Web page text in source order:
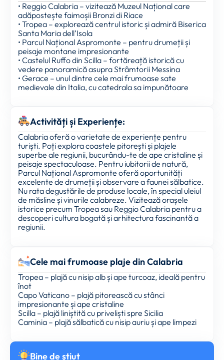
• Reggio Calabria – vizitează Muzeul Național care
adăpostește faimoșii Bronzi di Riace
• Tropea – explorează centrul istoric și admiră Biserica
Santa Maria dell’Isola
• Parcul Național Aspromonte – pentru drumeții și
peisaje montane impresionante
• Castelul Ruffo din Scilla – fortăreață istorică cu
vedere panoramică asupra Strâmtorii Messina
• Gerace – unul dintre cele mai frumoase sate
medievale din Italia, cu catedrala sa impunătoare
Activități și Experiențe:
Calabria oferă o varietate de experiențe pentru
turiști. Poți explora coastele pitorești și plajele
superbe ale regiunii, bucurându-te de ape cristaline și
peisaje spectaculoase. Pentru iubitorii de natură,
Parcul Național Aspromonte oferă oportunități
excelente de drumeții și observare a faunei sălbatice.
Nu rata degustările de produse locale, în special uleiul
de măsline și vinurile calabreze. Vizitează orașele
istorice precum Tropea sau Reggio Calabria pentru a
descoperi cultura bogată și arhitectura fascinantă a
regiunii.
Cele mai frumoase plaje din Calabria
Tropea – plajă cu nisip alb și ape turcoaz, ideală pentru
înot
Capo Vaticano – plajă pitorească cu stânci
impresionante și ape cristaline
Scilla – plajă liniștită cu priveliști spre Sicilia
Caminia – plajă sălbatică cu nisip auriu și ape limpezi
Bine de ştiut